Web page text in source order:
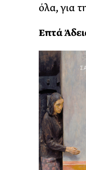
όλα, για
Επτά